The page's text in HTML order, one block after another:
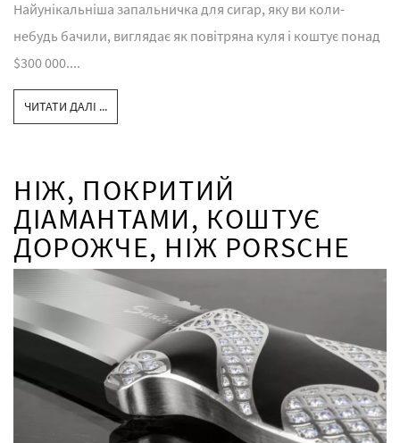
Найунікальніша запальничка для сигар, яку ви коли-
небудь бачили, виглядає як повітряна куля і коштує понад
$300 000....
ЧИТАТИ ДАЛІ ...
НІЖ, ПОКРИТИЙ
ДІАМАНТАМИ, КОШТУЄ
ДОРОЖЧЕ, НІЖ PORSCHE